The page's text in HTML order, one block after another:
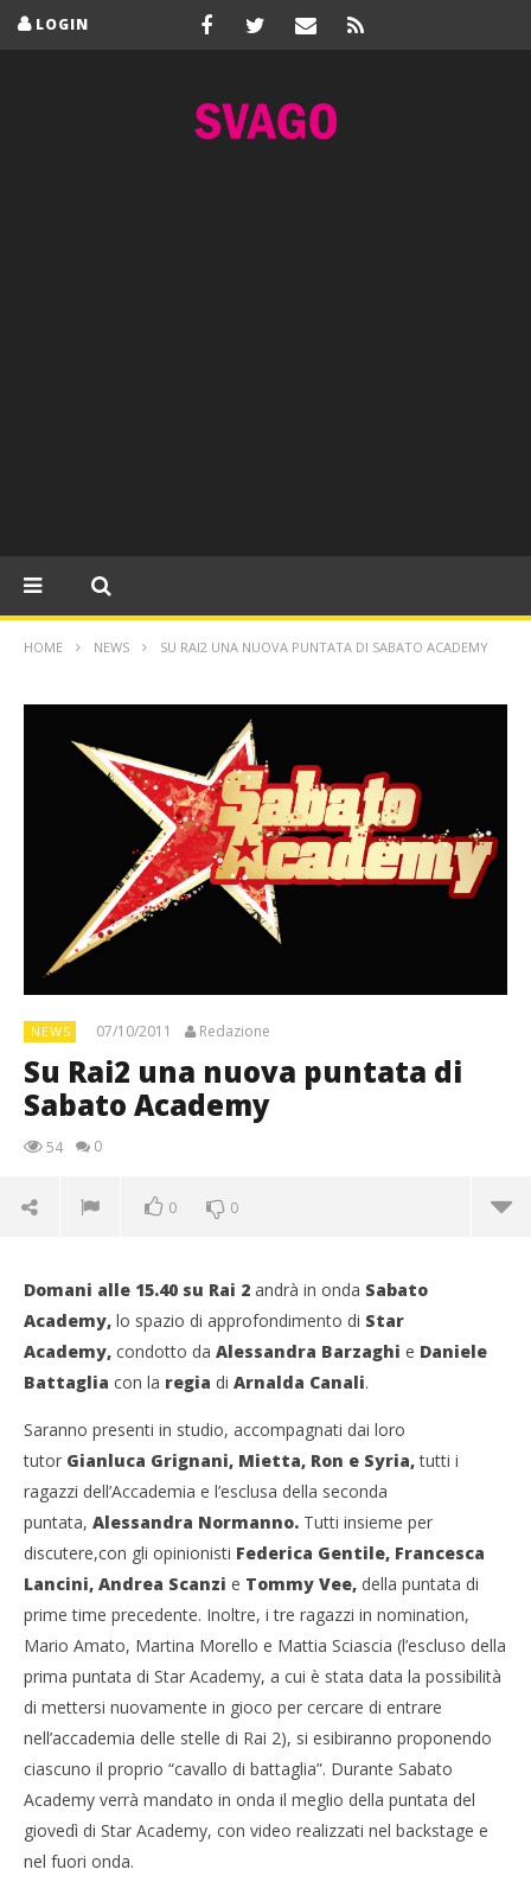
LOGIN
HOME NEWS SU RAI2 UNA NUOVA PUNTATA DI SABATO ACADEMY
NEWS 07/10/2011 Redazione
Su Rai2 una nuova puntata di
Sabato Academy
54 0
0 0
NOW VIEWING
Su Rai2 una nuova puntata di Sabato Academy
07/10/2011
Domani alle 15.40 su Rai 2 andrà in onda Sabato
Academy, lo spazio di approfondimento di Star
Academy, condotto da Alessandra Barzaghi e Daniele
Battaglia con la regia di Arnalda Canali.
Saranno presenti in studio, accompagnati dai loro
tutor Gianluca Grignani, Mietta, Ron e Syria,tutti i
ragazzi dell’Accademia e l’esclusa della seconda
puntata, Alessandra Normanno. Tutti insieme per
discutere,con gli opinionisti Federica Gentile, Francesca
Lancini, Andrea Scanzi e Tommy Vee, della puntata di
prime time precedente. Inoltre, i tre ragazzi in nomination,
Mario Amato, Martina Morello e Mattia Sciascia (l’escluso della
prima puntata di Star Academy, a cui è stata data la possibilità
di mettersi nuovamente in gioco per cercare di entrare
nell’accademia delle stelle di Rai 2), si esibiranno proponendo
ciascuno il proprio “cavallo di battaglia”. Durante Sabato
Academy verrà mandato in onda il meglio della puntata del
giovedì di Star Academy, con video realizzati nel backstage e
nel fuori onda.